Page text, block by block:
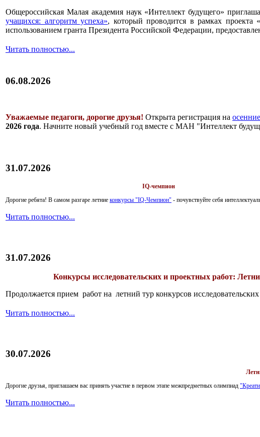
Общероссийская Малая академия наук «Интеллект будущего»
учащихся: алгоритм успеха», который проводится в рамках проекта
использованием гранта Президента Российской Федерации,
Читать полностью...
06.08.2026
Уважаемые педагоги, дорогие друзья! Открыта регистрация на
2026 года. Начните новый учебный год вместе с МАН "Интеллект
31.07.2026
IQ-чемпион
Дорогие ребята! В самом разгаре летние конкурсы "IQ-Чемпион" - почувствуйте себя
Читать полностью...
31.07.2026
Конкурсы исследовательских и проектных работ:
Продолжается прием работ на летний тур конкурсов
Читать полностью...
30.07.2026
Дорогие друзья, приглашаем вас принять участие в первом этапе межпредметных олимпиад
Читать полностью...